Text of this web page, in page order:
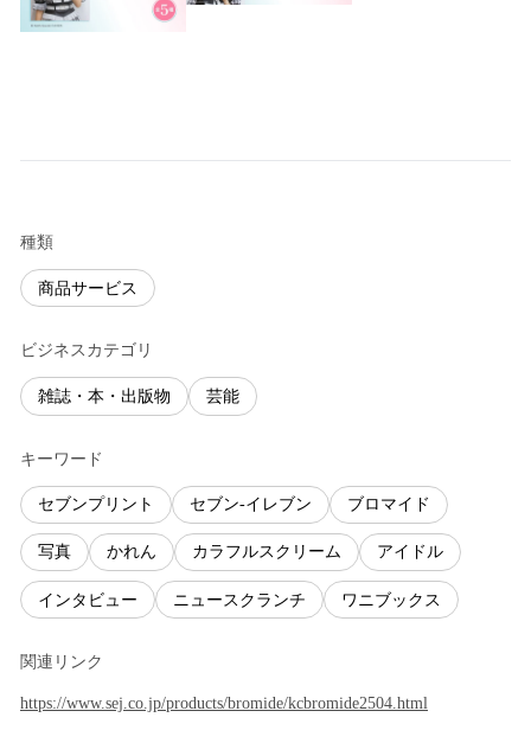
種類
商品サービス
ビジネスカテゴリ
雑誌・本・出版物 芸能
キーワード
セブンプリント セブン-イレブン ブロマイド
写真 かれん カラフルスクリーム アイドル
インタビュー ニュースクランチ ワニブックス
関連リンク
https://www.sej.co.jp/products/bromide/kcbromide2504.html